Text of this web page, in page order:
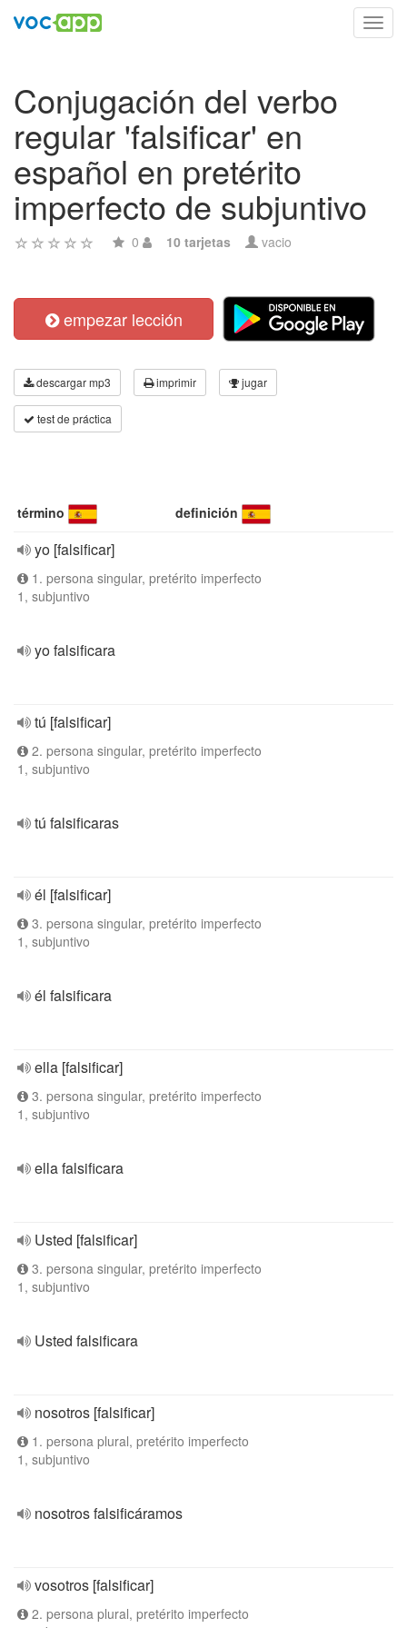
Conjugación del verbo
regular 'falsificar' en
español en pretérito
imperfecto de subjuntivo
0 10 tarjetas vacio
empezar lección
descargar mp3 imprimir jugar
test de práctica
término definición
yo [falsificar]
1. persona singular, pretérito imperfecto
1, subjuntivo
yo falsificara
tú [falsificar]
2. persona singular, pretérito imperfecto
1, subjuntivo
tú falsificaras
él [falsificar]
3. persona singular, pretérito imperfecto
1, subjuntivo
él falsificara
ella [falsificar]
3. persona singular, pretérito imperfecto
1, subjuntivo
ella falsificara
Usted [falsificar]
3. persona singular, pretérito imperfecto
1, subjuntivo
Usted falsificara
nosotros [falsificar]
1. persona plural, pretérito imperfecto
1, subjuntivo
nosotros falsificáramos
vosotros [falsificar]
2. persona plural, pretérito imperfecto